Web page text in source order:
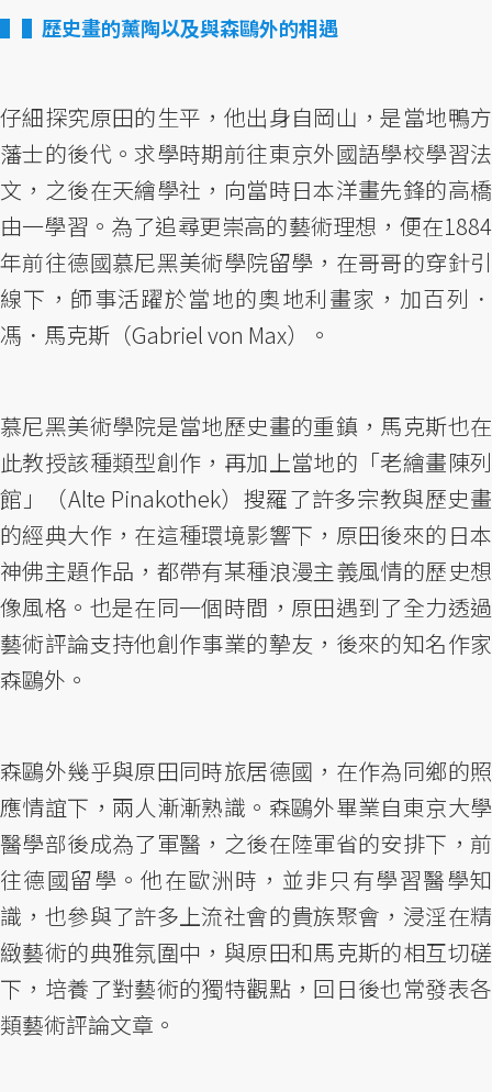
▌歷史畫的薰陶以及與森鷗外的相遇
仔細探究原田的生平，他出身自岡山，是當地鴨方
藩士的後代。求學時期前往東京外國語學校學習法
文，之後在天繪學社，向當時日本洋畫先鋒的高橋
由一學習。為了追尋更崇高的藝術理想，便在1884
年前往德國慕尼黑美術學院留學，在哥哥的穿針引
線下，師事活躍於當地的奧地利畫家，加百列．
馮．馬克斯（Gabriel von Max）。
慕尼黑美術學院是當地歷史畫的重鎮，馬克斯也在
此教授該種類型創作，再加上當地的「老繪畫陳列
館」（Alte Pinakothek）搜羅了許多宗教與歷史畫
的經典大作，在這種環境影響下，原田後來的日本
神佛主題作品，都帶有某種浪漫主義風情的歷史想
像風格。也是在同一個時間，原田遇到了全力透過
藝術評論支持他創作事業的摯友，後來的知名作家
森鷗外。
森鷗外幾乎與原田同時旅居德國，在作為同鄉的照
應情誼下，兩人漸漸熟識。森鷗外畢業自東京大學
醫學部後成為了軍醫，之後在陸軍省的安排下，前
往德國留學。他在歐洲時，並非只有學習醫學知
識，也參與了許多上流社會的貴族聚會，浸淫在精
緻藝術的典雅氛圍中，與原田和馬克斯的相互切磋
下，培養了對藝術的獨特觀點，回日後也常發表各
類藝術評論文章。